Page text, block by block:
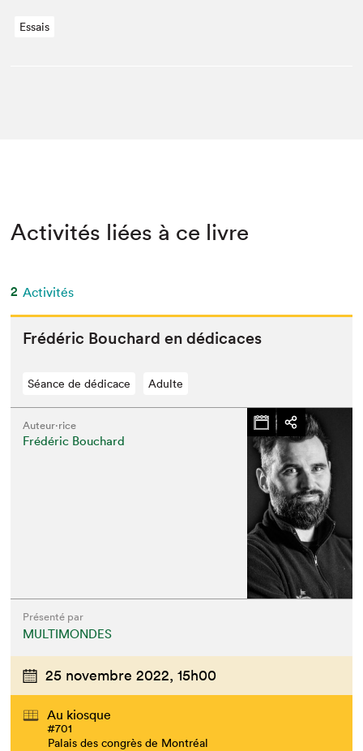
Essais
Activités liées à ce livre
2 Activités
Frédéric Bouchard en dédicaces
Séance de dédicace Adulte
Auteur·rice
Frédéric Bouchard
Présenté par
MULTIMONDES
25 novembre 2022, 15h00
Au kiosque
#701
Palais des congrès de Montréal